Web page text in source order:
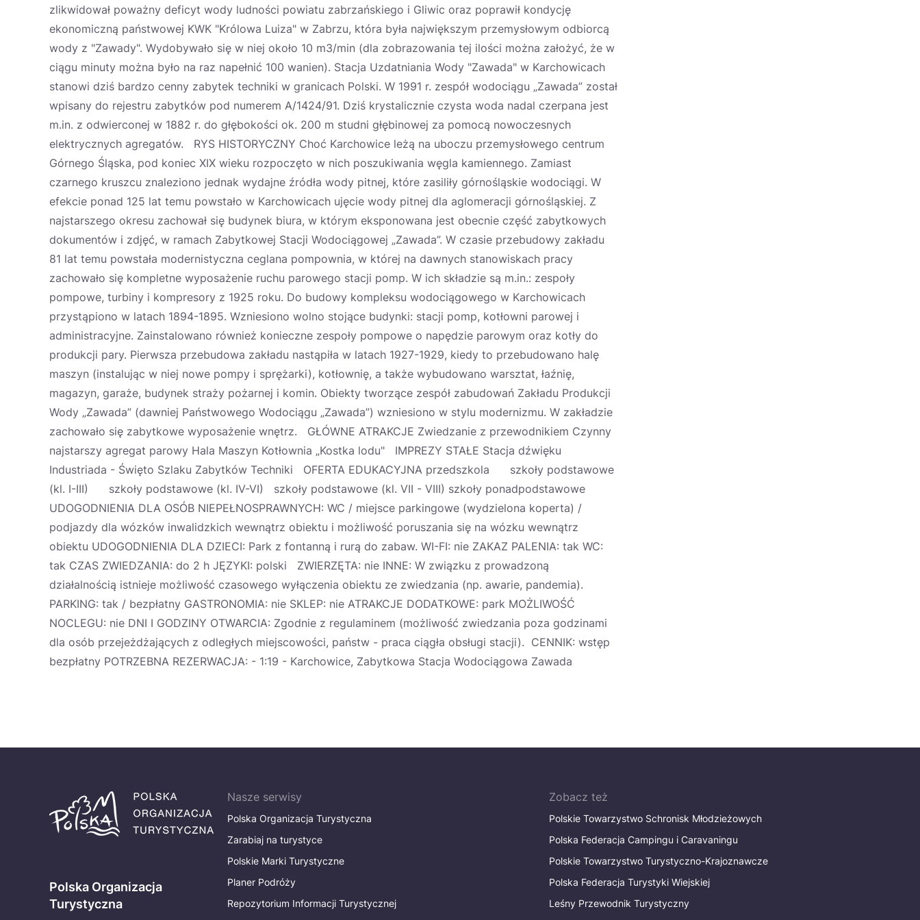
zlikwidował poważny deficyt wody ludności powiatu zabrzańskiego i Gliwic oraz poprawił kondycję
ekonomiczną państwowej KWK "Królowa Luiza" w Zabrzu, która była największym przemysłowym odbiorcą
wody z "Zawady". Wydobywało się w niej około 10 m3/min (dla zobrazowania tej ilości można założyć, że w
ciągu minuty można było na raz napełnić 100 wanien). Stacja Uzdatniania Wody "Zawada" w Karchowicach
stanowi dziś bardzo cenny zabytek techniki w granicach Polski. W 1991 r. zespół wodociągu „Zawada” został
wpisany do rejestru zabytków pod numerem A/1424/91. Dziś krystalicznie czysta woda nadal czerpana jest
m.in. z odwierconej w 1882 r. do głębokości ok. 200 m studni głębinowej za pomocą nowoczesnych
elektrycznych agregatów. RYS HISTORYCZNY Choć Karchowice leżą na uboczu przemysłowego centrum
Górnego Śląska, pod koniec XIX wieku rozpoczęto w nich poszukiwania węgla kamiennego. Zamiast
czarnego kruszcu znaleziono jednak wydajne źródła wody pitnej, które zasiliły górnośląskie wodociągi. W
efekcie ponad 125 lat temu powstało w Karchowicach ujęcie wody pitnej dla aglomeracji górnośląskiej. Z
najstarszego okresu zachował się budynek biura, w którym eksponowana jest obecnie część zabytkowych
dokumentów i zdjęć, w ramach Zabytkowej Stacji Wodociągowej „Zawada”. W czasie przebudowy zakładu
81 lat temu powstała modernistyczna ceglana pompownia, w której na dawnych stanowiskach pracy
zachowało się kompletne wyposażenie ruchu parowego stacji pomp. W ich składzie są m.in.: zespoły
pompowe, turbiny i kompresory z 1925 roku. Do budowy kompleksu wodociągowego w Karchowicach
przystąpiono w latach 1894-1895. Wzniesiono wolno stojące budynki: stacji pomp, kotłowni parowej i
administracyjne. Zainstalowano również konieczne zespoły pompowe o napędzie parowym oraz kotły do
produkcji pary. Pierwsza przebudowa zakładu nastąpiła w latach 1927-1929, kiedy to przebudowano halę
maszyn (instalując w niej nowe pompy i sprężarki), kotłownię, a także wybudowano warsztat, łaźnię,
magazyn, garaże, budynek straży pożarnej i komin. Obiekty tworzące zespół zabudowań Zakładu Produkcji
Wody „Zawada” (dawniej Państwowego Wodociągu „Zawada”) wzniesiono w stylu modernizmu. W zakładzie
zachowało się zabytkowe wyposażenie wnętrz. GŁÓWNE ATRAKCJE Zwiedzanie z przewodnikiem Czynny
najstarszy agregat parowy Hala Maszyn Kotłownia „Kostka lodu" IMPREZY STAŁE Stacja dźwięku
Industriada - Święto Szlaku Zabytków Techniki OFERTA EDUKACYJNA przedszkola szkoły podstawowe
(kl. I-III) szkoły podstawowe (kl. IV-VI) szkoły podstawowe (kl. VII - VIII) szkoły ponadpodstawowe
UDOGODNIENIA DLA OSÓB NIEPEŁNOSPRAWNYCH: WC / miejsce parkingowe (wydzielona koperta) /
podjazdy dla wózków inwalidzkich wewnątrz obiektu i możliwość poruszania się na wózku wewnątrz
obiektu UDOGODNIENIA DLA DZIECI: Park z fontanną i rurą do zabaw. WI-FI: nie ZAKAZ PALENIA: tak WC:
tak CZAS ZWIEDZANIA: do 2 h JĘZYKI: polski ZWIERZĘTA: nie INNE: W związku z prowadzoną
działalnością istnieje możliwość czasowego wyłączenia obiektu ze zwiedzania (np. awarie, pandemia).
PARKING: tak / bezpłatny GASTRONOMIA: nie SKLEP: nie ATRAKCJE DODATKOWE: park MOŻLIWOŚĆ
NOCLEGU: nie DNI I GODZINY OTWARCIA: Zgodnie z regulaminem (możliwość zwiedzania poza godzinami
dla osób przejeżdżających z odległych miejscowości, państw - praca ciągła obsługi stacji). CENNIK: wstęp
bezpłatny POTRZEBNA REZERWACJA: - 1:19 - Karchowice, Zabytkowa Stacja Wodociągowa Zawada
Polska Organizacja
Turystyczna
Nasze serwisy
Polska Organizacja Turystyczna
Zarabiaj na turystyce
Polskie Marki Turystyczne
Planer Podróży
Repozytorium Informacji Turystycznej
Zobacz też
Polskie Towarzystwo Schronisk Młodzieżowych
Polska Federacja Campingu i Caravaningu
Polskie Towarzystwo Turystyczno-Krajoznawcze
Polska Federacja Turystyki Wiejskiej
Leśny Przewodnik Turystyczny